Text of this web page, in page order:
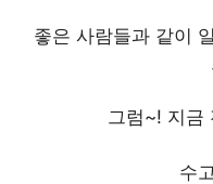
좋은 사람들과 같이
그럼~! 지금
수